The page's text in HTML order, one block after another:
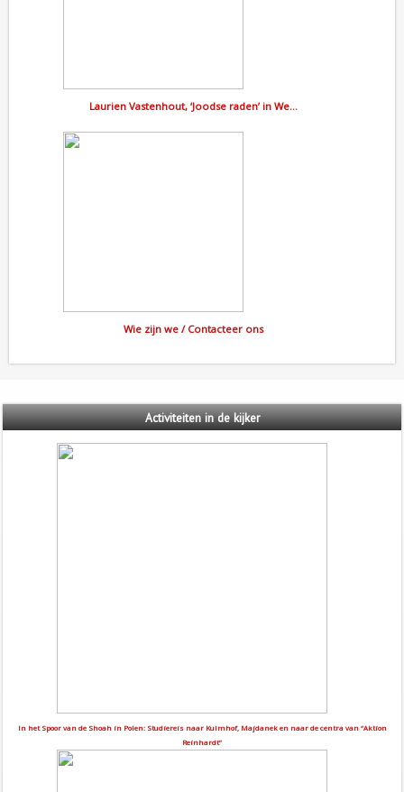
Laurien Vastenhout, ‘Joodse raden’ in We…
Wie zijn we / Contacteer ons
Activiteitenin de kijker
In het Spoor van de Shoah in Polen: Studiereis naar Kulmhof, Majdanek en naar de centra van “Aktion
Reinhardt”